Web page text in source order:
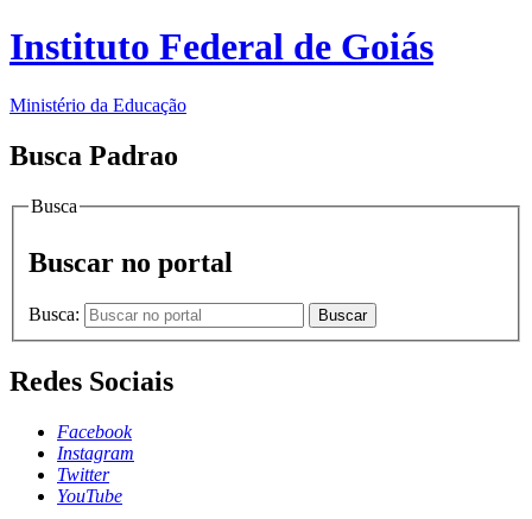
Instituto Federal de Goiás
Ministério da Educação
Busca Padrao
Busca
Buscar no portal
Busca: Buscar
Redes Sociais
Facebook
Instagram
Twitter
YouTube